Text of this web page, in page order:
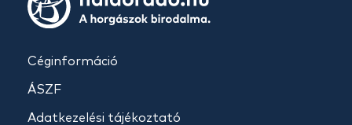
Céginformáció
ÁSZF
Adatkezelési tájékoztató